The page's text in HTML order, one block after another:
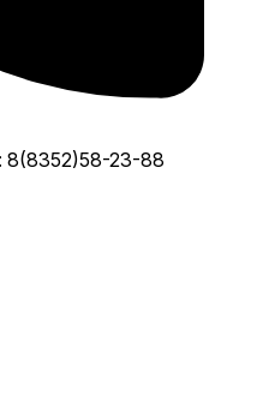
8(8352)58-23-88